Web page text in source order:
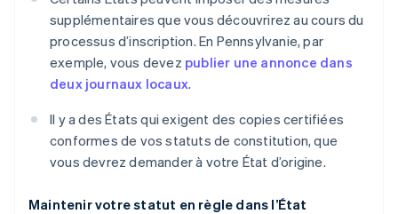
supplémentaires que vous découvrirez au cours du
processus d’inscription. En Pennsylvanie, par
exemple, vous devez publier une annonce dans
deux journaux locaux.
Il y a des États qui exigent des copies certifiées
conformes de vos statuts de constitution, que
vous devrez demander à votre État d’origine.
Maintenir votre statut en règle dans l’État